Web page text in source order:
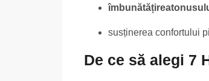
îmbunătățirea
susținerea confortului
De ce să alegi 7